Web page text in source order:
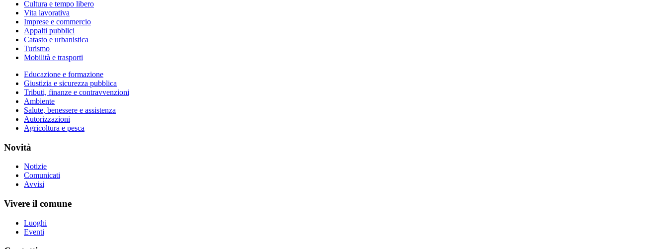
Cultura e tempo libero
Vita lavorativa
Imprese e commercio
Appalti pubblici
Catasto e urbanistica
Turismo
Mobilità e trasporti
Educazione e formazione
Giustizia e sicurezza pubblica
Tributi, finanze e contravvenzioni
Ambiente
Salute, benessere e assistenza
Autorizzazioni
Agricoltura e pesca
Novità
Notizie
Comunicati
Avvisi
Vivere il comune
Luoghi
Eventi